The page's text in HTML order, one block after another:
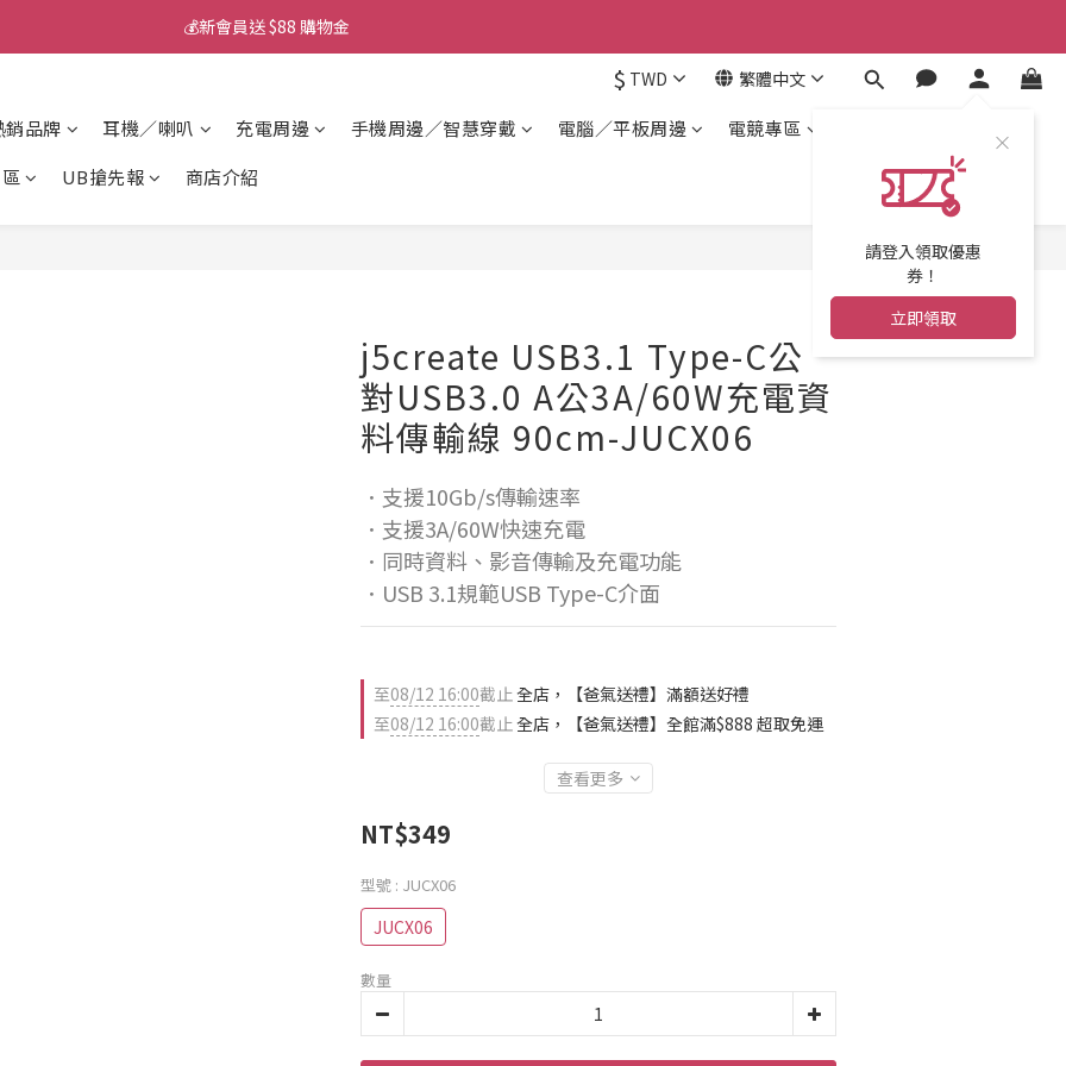
💰新會員送 $88 購物金
💰新會員送 $88 購物金
💰新會員送 $88 購物金
$ TWD 繁體中文
請登入領取優惠
券！
立即領取
銷品牌 耳機／喇叭 充電周邊 手機周邊／智慧穿戴 電腦／平板周邊
電競專區
UB搶先報 商店介紹
j5create USB3.1 Type-C公
對USB3.0 A公3A/60W充電資
料傳輸線 90cm-JUCX06
．支援10Gb/s傳輸速率
．支援3A/60W快速充電
．同時資料、影音傳輸及充電功能
．USB 3.1規範USB Type-C介面
至08/12 16:00截止全店，【爸氣送禮】滿額送好禮
至08/12 16:00截止全店，【爸氣送禮】全館滿$888 超取免運
查看更多
NT$349
型號 : JUCX06
JUCX06
數量